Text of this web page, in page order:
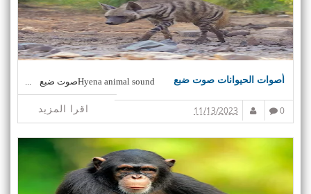
أصوات الحيوانات صوت ضبع Hyena animal soundصوت ضبع ...
اقرا المزيد 0
11/13/2023